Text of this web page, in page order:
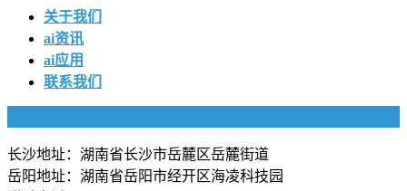
关于我们
ai资讯
ai应用
联系我们
长沙地址：湖南省长沙市岳麓区岳麓街道
岳阳地址：湖南省岳阳市经开区海凌科技园